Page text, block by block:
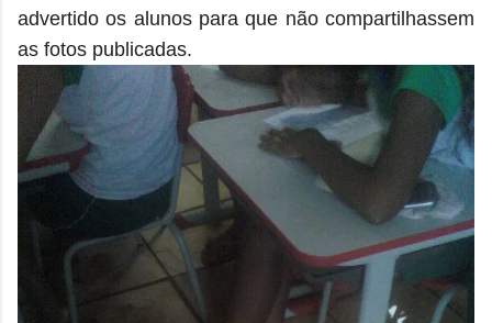
advertido os alunos para que não compartilhassem
as fotos publicadas.